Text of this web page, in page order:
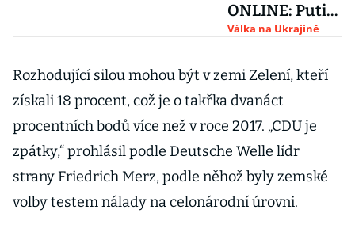
ONLINE: Putin
cítí
když svět váhá
zvýšit tlak,
Válka na Ukrajině
Rozhodující silou mohou být v zemi Zelení, kteří
získali 18 procent, což je o takřka dvanáct
procentních bodů více než v roce 2017. „CDU je
zpátky,“ prohlásil podle Deutsche Welle lídr
strany Friedrich Merz, podle něhož byly zemské
volby testem nálady na celonárodní úrovni.